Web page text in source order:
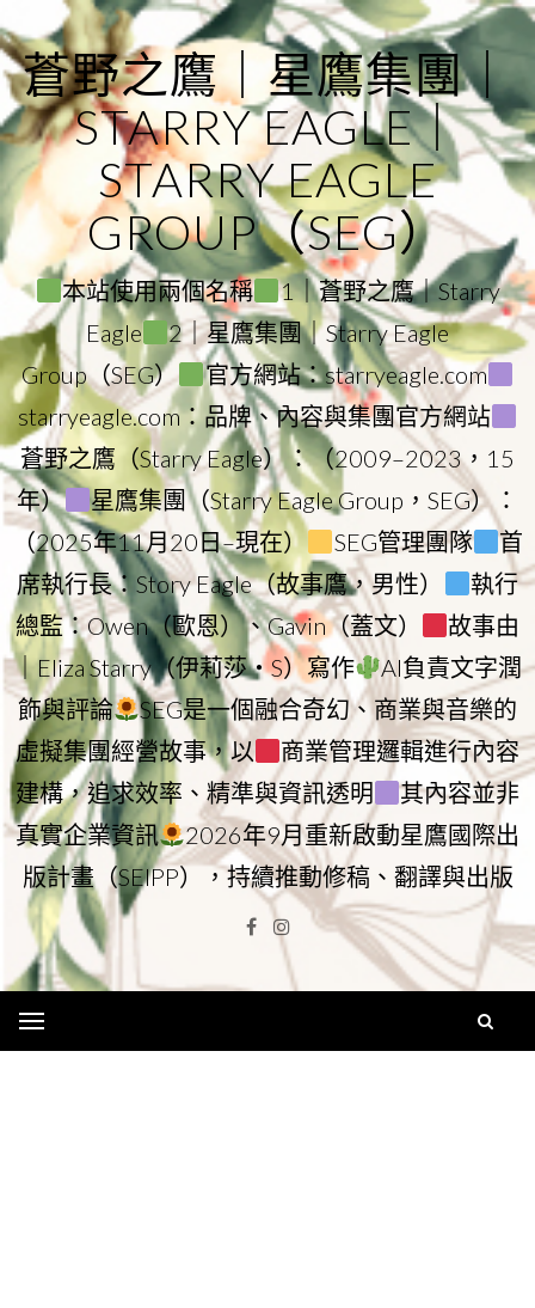
to
content
蒼野之鷹｜星鷹集團｜
STARRY EAGLE｜
STARRY EAGLE
GROUP（SEG）
本站使用兩個名稱
1｜蒼野之鷹｜Starry
Eagle
2｜星鷹集團｜Starry Eagle
Group（SEG）
官方網站：starryeagle.com
starryeagle.com：品牌、內容與集團官方網站
蒼野之鷹（Starry Eagle）：（2009–2023，15
年）
星鷹集團（Starry Eagle Group，SEG）：
（2025年11月20日–現在）
SEG管理團隊
首
席執行長：Story Eagle（故事鷹，男性）
執行
總監：Owen（歐恩）、Gavin（蓋文）
故事由
｜Eliza Starry（伊莉莎・S）寫作
AI負責文字潤
飾與評論
SEG是一個融合奇幻、商業與音樂的
虛擬集團經營故事，以
商業管理邏輯進行內容
建構，追求效率、精準與資訊透明
其內容並非
真實企業資訊
2026年9月重新啟動星鷹國際出
版計畫（SEIPP），持續推動修稿、翻譯與出版
Facebook
Instagram